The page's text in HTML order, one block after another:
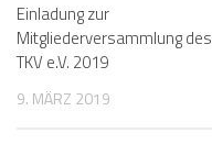
Einladung zur
Mitgliederversammlung des
TKV e.V. 2019
9. MÄRZ 2019